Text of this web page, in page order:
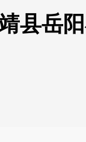
县岳